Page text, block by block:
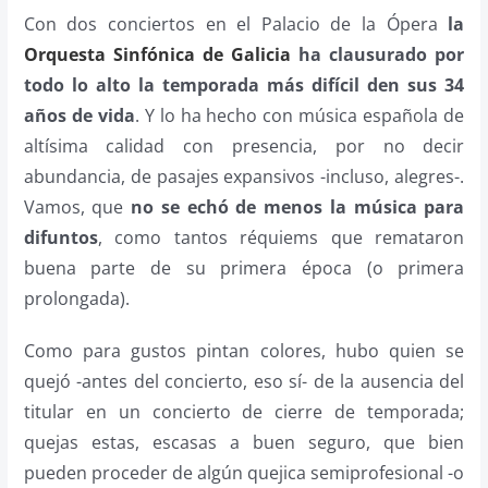
Con dos conciertos en el Palacio de la Ópera la
Orquesta Sinfónica de Galicia ha clausurado por
todo lo alto la temporada más difícil den sus 34
años de vida. Y lo ha hecho con música española de
altísima calidad con presencia, por no decir
abundancia, de pasajes expansivos -incluso, alegres-.
Vamos, que no se echó de menos la música para
difuntos, como tantos réquiems que remataron
buena parte de su primera época (o primera
prolongada).
Como para gustos pintan colores, hubo quien se
quejó -antes del concierto, eso sí- de la ausencia del
titular en un concierto de cierre de temporada;
quejas estas, escasas a buen seguro, que bien
pueden proceder de algún quejica semiprofesional -o